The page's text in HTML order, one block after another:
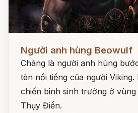
Người anh hùng Beowulf
Chàng là người anh hùng
tên nổi tiếng của người
chiến binh sinh trưởng ở
Thụy Điển.